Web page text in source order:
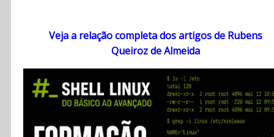
Veja a relação completa dos artigos de Rubens
Queiroz de Almeida